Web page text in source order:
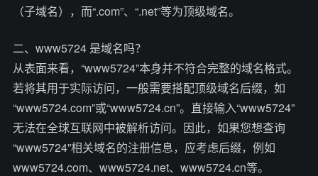
（子域名），而“.com”、“.net”等为顶级域名。
二、www5724 是域名吗？
从表面来看，“www5724”本身并不符合完整的域名格式。
若将其用于实际访问，一般需要搭配顶级域名后缀，如
“www5724.com”或“www5724.cn”。直接输入“www5724”
无法在全球互联网中被解析访问。因此，如果您想查询
“www5724”相关域名的注册信息，应考虑后缀，例如
www5724.com、www5724.net、www5724.cn等。